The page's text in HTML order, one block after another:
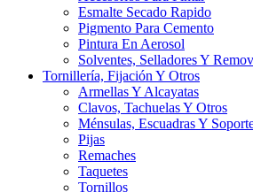
Esmalte Secado Rapido
Pigmento Para Cemento
Pintura En Aerosol
Solventes, Selladores Y
Tornillería, Fijación Y Otros
Armellas Y Alcayatas
Clavos, Tachuelas Y Otros
Ménsulas, Escuadras Y
Pijas
Remaches
Taquetes
Tornillos